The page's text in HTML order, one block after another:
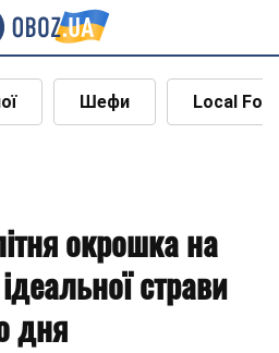
Шефи Local
окрошка на
страви
дня